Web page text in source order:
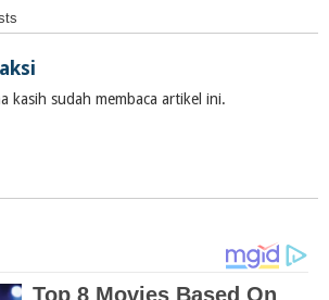
kasih sudah membaca artikel ini.